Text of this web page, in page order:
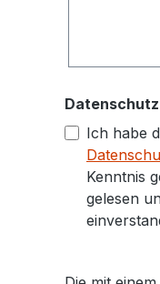
Datenschutz
Ich habe
Kenntnis
gelesen